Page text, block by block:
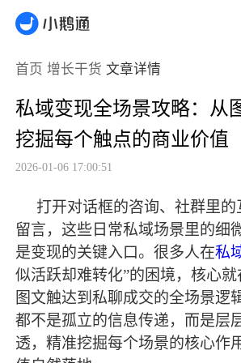
首页 增长干货 文章详情
私域变现全场景攻略：从
挖掘每个触点的商业价值
2026-01-06 17:00:51
打开对话框的咨询、社群里的
留言，这些日常私域场景里的细
是变现的关键入口。很多人在私
似活跃却难转化”的困境，核心
图文触达到私聊成交的全场景
都不是孤立的信息传递，而是层
透，精准挖掘每个场景的核心作